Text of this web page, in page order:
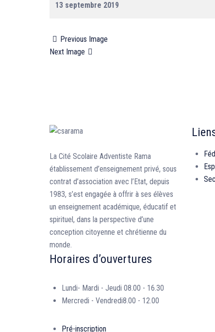
13 septembre 2019
Previous Image
Next Image
La Cité Scolaire Adventiste Rama
établissement d’enseignement privé, sous
contrat d’association avec l’Etat, depuis
1983, s’est engagée à offrir à ses élèves
un enseignement académique, éducatif et
spirituel, dans la perspective d’une
conception citoyenne et chrétienne du
monde.
Horaires d’ouvertures
Lundi- Mardi - Jeudi 08.00 - 16.30
Mercredi - Vendredi8.00 - 12.00
Pré-inscription